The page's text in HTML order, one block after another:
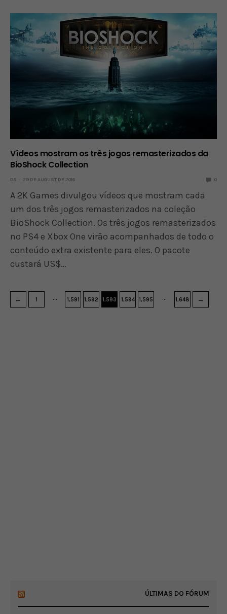
Vídeos mostram os três jogos remasterizados da
BioShock Collection
OS 29 DE AUGUST DE 2016 0
A 2K Games divulgou vídeos que mostram cada
um dos três jogos remasterizados na coleção
BioShock Collection. Os três jogos remasterizados
no PS4 e Xbox One virão acompanhados de todo o
conteúdo extra existente para eles. O pacote
custará US$…
← 1 … 1,591 1,592 1,593 1,594 1,595 … 1,648 →
ÚLTIMAS DO FÓRUM